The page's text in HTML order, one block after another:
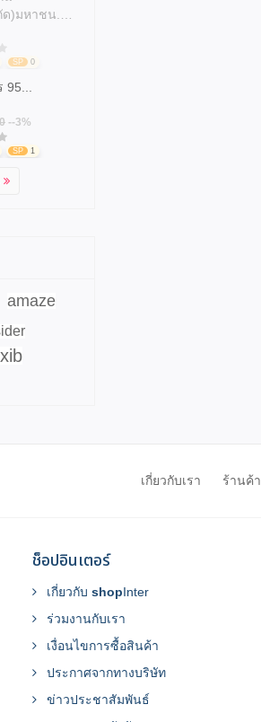
SP 0
--3%
SP 1
amaze
เกี่ยวกับเรา ร้านค้า
ช็อปอินเตอร์
เกี่ยวกับ shopInter
ร่วมงานกับเรา
เงื่อนไขการซื้อสินค้า
ประกาศจากทางบริษัท
ข่าวประชาสัมพันธ์